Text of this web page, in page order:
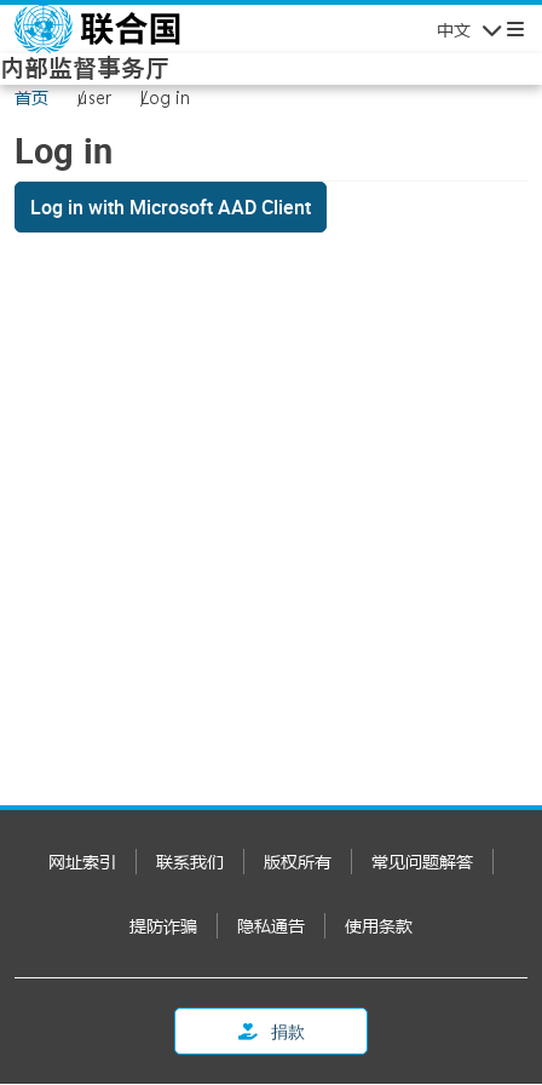
Skip to main content
中文
内部监督事务厅
首页 user Log in
Log in
Log in with Microsoft AAD Client
网址索引 联系我们 版权所有 常见问题解答
提防诈骗 隐私通告 使用条款
捐款